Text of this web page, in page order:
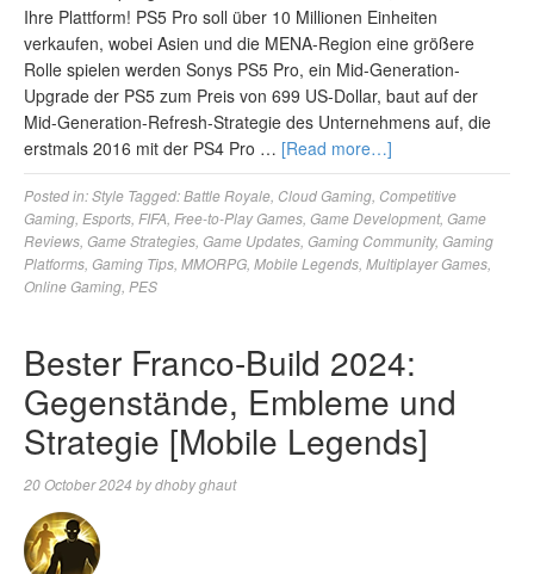
Ihre Plattform! PS5 Pro soll über 10 Millionen Einheiten
verkaufen, wobei Asien und die MENA-Region eine größere
Rolle spielen werden Sonys PS5 Pro, ein Mid-Generation-
Upgrade der PS5 zum Preis von 699 US-Dollar, baut auf der
Mid-Generation-Refresh-Strategie des Unternehmens auf, die
erstmals 2016 mit der PS4 Pro … [Read more…]
Posted in:Style Tagged:Battle Royale Cloud Gaming Competitive
Gaming Esports FIFA Free-to-Play Games Game Development, Game
Reviews Game Strategies Game Updates Gaming Community, Gaming
Platforms Gaming Tips MMORPG Mobile Legends Multiplayer Games
Online Gaming PES
Bester Franco-Build 2024:
Gegenstände, Embleme und
Strategie [Mobile Legends]
20 October 2024 bydhoby ghaut